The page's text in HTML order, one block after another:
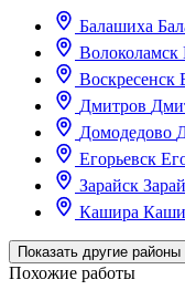
Балашиха
Волоколамск
Воскресенск
Дмитров
Домодедово
Егорьевск
Зарайск
Кашира
Показать другие районы
Похожие работы